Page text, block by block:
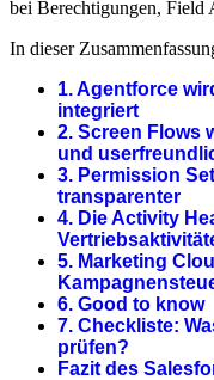
bei Berechtigungen, Field
In dieser
1. Agentforce
integriert
2. Screen Flows
und
3. Permission
transparenter
4. Die Activity
5. Marketing
6. Good to know
7. Checkliste:
prüfen?
Fazit des